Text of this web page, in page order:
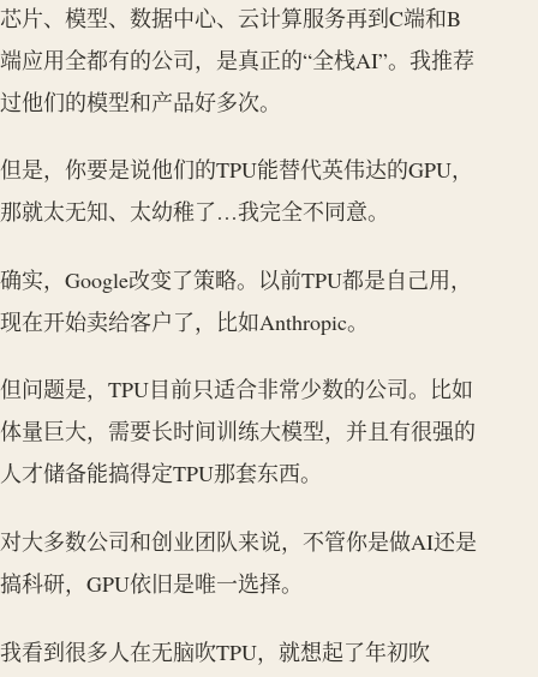
芯片、模型、数据中心、云计算服务再到C端和B
端应用全都有的公司，是真正的“全栈AI”。我推荐
过他们的模型和产品好多次。
但是，你要是说他们的TPU能替代英伟达的GPU，
那就太无知、太幼稚了…我完全不同意。
确实，Google改变了策略。以前TPU都是自己用，
现在开始卖给客户了，比如Anthropic。
但问题是，TPU目前只适合非常少数的公司。比如
体量巨大，需要长时间训练大模型，并且有很强的
人才储备能搞得定TPU那套东西。
对大多数公司和创业团队来说，不管你是做AI还是
搞科研，GPU依旧是唯一选择。
我看到很多人在无脑吹TPU，就想起了年初吹